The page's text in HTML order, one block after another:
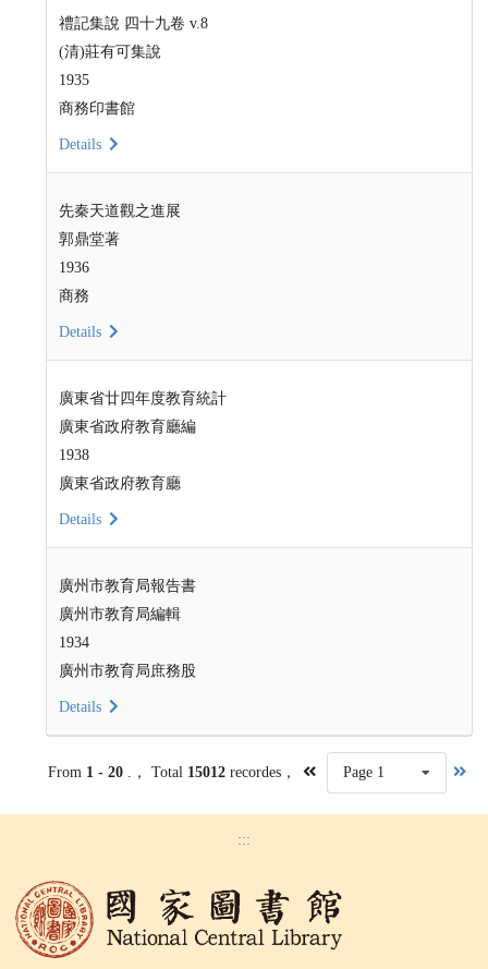
禮記集說 四十九卷 v.8
(清)莊有可集說
1935
商務印書館
Details
先秦天道觀之進展
郭鼎堂著
1936
商務
Details
廣東省廿四年度教育統計
廣東省政府教育廳編
1938
廣東省政府教育廳
Details
廣州市教育局報告書
廣州市教育局編輯
1934
廣州市教育局庶務股
Details
From 1 - 20 .， Total 15012recordes， Page 1
:::